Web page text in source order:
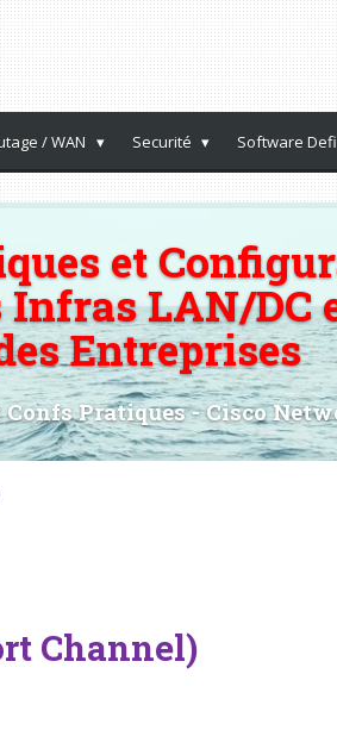
/ WAN Securité Software
et
Infras LAN/DC
Entreprises
Confs Pratiques - Cisco
Channel)